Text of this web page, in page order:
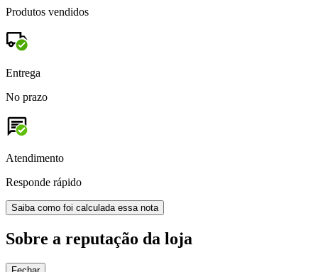
Produtos vendidos
Entrega
No prazo
Atendimento
Responde rápido
Saiba como foi calculada essa nota
Sobre a reputação da loja